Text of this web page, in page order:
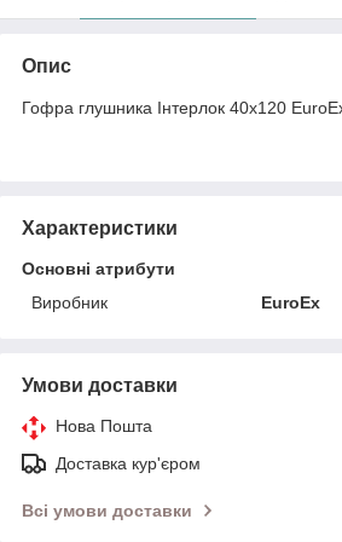
Опис
Гофра глушника Інтерлок 40x120
Характеристики
Основні атрибути
Виробник
EuroEx
Умови доставки
Нова Пошта
Доставка кур'єром
Всі умови доставки